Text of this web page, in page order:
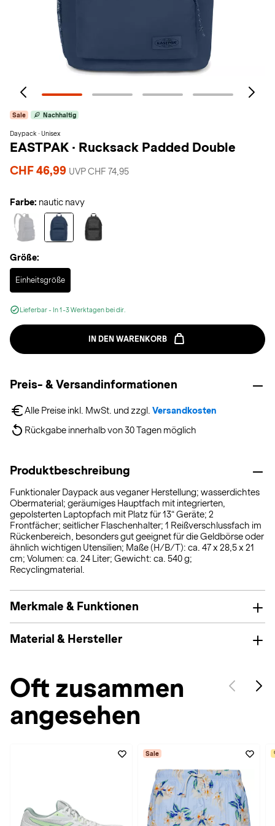
Sale Nachhaltig
Daypack · Unisex
EASTPAK · Rucksack Padded Double
CHF 46,99 UVP CHF 74,95
Farbe: nautic navy
Größe:
Einheitsgröße
Selected
Lieferbar - In 1-3 Werktagen bei dir.
IN DEN WARENKORB
Preis- & Versandinformationen
Alle Preise inkl. MwSt. und zzgl. Versandkosten
Rückgabe innerhalb von 30 Tagen möglich
Produktbeschreibung
Funktionaler Daypack aus veganer Herstellung; wasserdichtes
Obermaterial; geräumiges Hauptfach mit integrierten,
gepolsterten Laptopfach mit Platz für 13“ Geräte; 2
Frontfächer; seitlicher Flaschenhalter; 1 Reißverschlussfach im
Rückenbereich, besonders gut geeignet für die Geldbörse oder
ähnlich wichtigen Utensilien; Maße (H/B/T): ca. 47 x 28,5 x 21
cm; Volumen: ca. 24 Liter; Gewicht: ca. 540 g;
Recyclingmaterial.
Merkmale & Funktionen
Material & Hersteller
Oft zusammen
angesehen
Sale